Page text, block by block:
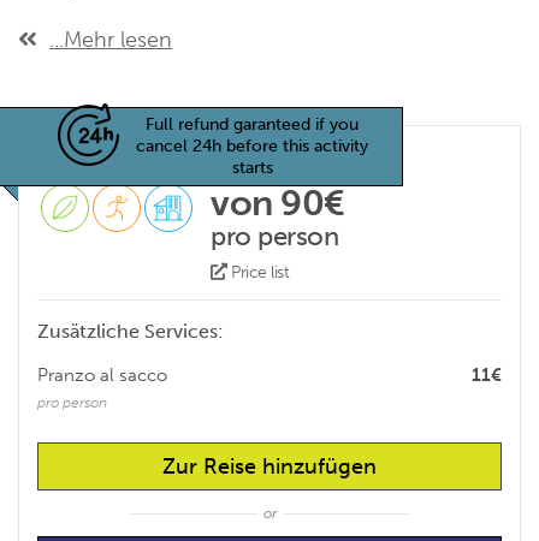
...Mehr lesen
Full refund garanteed if you
cancel 24h before this activity
starts
von 90€
pro person
Price list
Zusätzliche Services:
11€
Pranzo al sacco
pro person
Zur Reise hinzufügen
or